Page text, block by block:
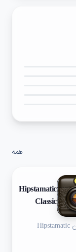
همه
Hipstamatic
Classic
اپلیکیشن Hipstamatic